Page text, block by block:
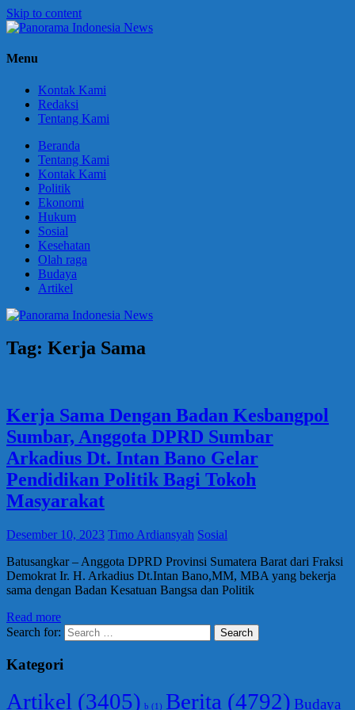
Skip to content
Panorama
Berani
Menu
Kontak Kami
Redaksi
Tentang Kami
Beranda
Tentang Kami
Kontak Kami
Politik
Ekonomi
Hukum
Sosial
Kesehatan
Olah raga
Budaya
Artikel
Tag: Kerja Sama
Kerja Sama Dengan Badan Kesbangpol
Sumbar, Anggota DPRD Sumbar
Arkadius Dt. Intan Bano Gelar
Pendidikan Politik Bagi Tokoh
Masyarakat
Desember 10, 2023 Timo Ardiansyah Sosial
Batusangkar – Anggota DPRD Provinsi Sumatera Barat dari Fraksi
Demokrat Ir. H. Arkadius Dt.Intan Bano,MM, MBA yang bekerja
sama dengan Badan Kesatuan Bangsa dan Politik
Read more
Search for:
Search
Kategori
Artikel (3405) b (1) Berita (4792) Budaya